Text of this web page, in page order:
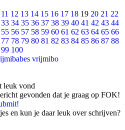
11 12 13 14 15 16 17 18 19 20 21 22
33 34 35 36 37 38 39 40 41 42 43 44
55 56 57 58 59 60 61 62 63 64 65 66
77 78 79 80 81 82 83 84 85 86 87 88
99 100
vrijmibo
leuk vond
gevonden dat je graag op FOK!
en kun je daar leuk over schrijven?